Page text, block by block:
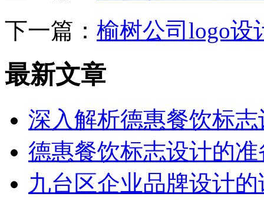
下一篇： 榆树公司logo设
最新文章
深入解析德惠餐饮标
德惠餐饮标志设计的
九台区企业品牌设计